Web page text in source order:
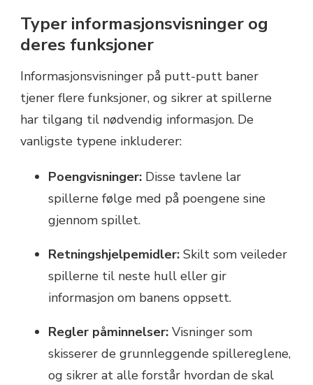
Typer informasjonsvisninger og
deres funksjoner
Informasjonsvisninger på putt-putt baner
tjener flere funksjoner, og sikrer at spillerne
har tilgang til nødvendig informasjon. De
vanligste typene inkluderer:
Poengvisninger: Disse tavlene lar
spillerne følge med på poengene sine
gjennom spillet.
Retningshjelpemidler: Skilt som veileder
spillerne til neste hull eller gir
informasjon om banens oppsett.
Regler påminnelser: Visninger som
skisserer de grunnleggende spillereglene,
og sikrer at alle forstår hvordan de skal